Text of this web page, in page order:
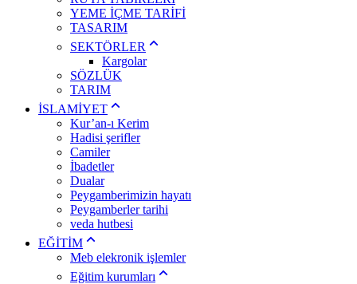
YEME İÇME TARİFİ
TASARIM
SEKTÖRLER
Kargolar
SÖZLÜK
TARIM
İSLAMİYET
Kur’an-ı Kerim
Hadisi şerifler
Camiler
İbadetler
Dualar
Peygamberimizin hayatı
Peygamberler tarihi
veda hutbesi
EĞİTİM
Meb elekronik işlemler
Eğitim kurumları